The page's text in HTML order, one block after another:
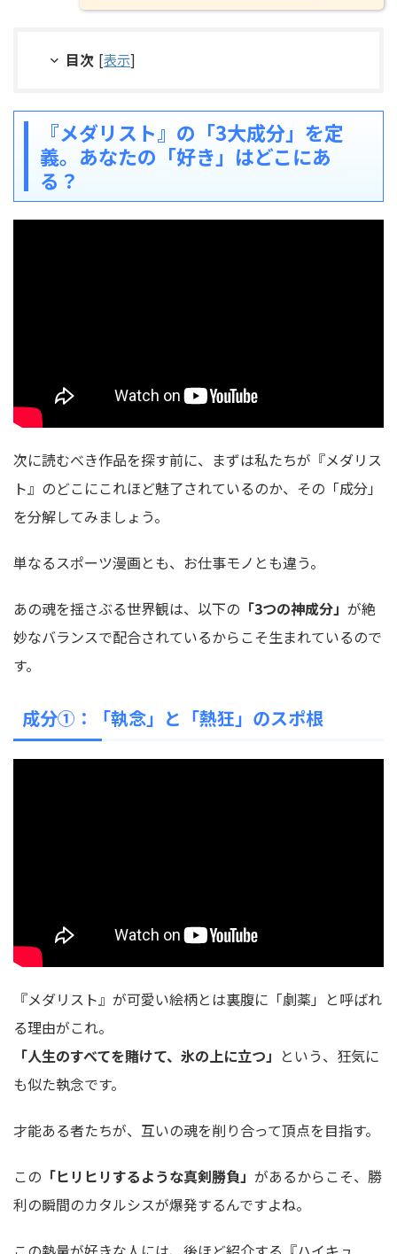
目次 [表示]
『メダリスト』の「3大成分」を定
義。あなたの「好き」はどこにあ
る？
次に読むべき作品を探す前に、まずは私たちが『メダリス
ト』のどこにこれほど魅了されているのか、その「成分」
を分解してみましょう。
単なるスポーツ漫画とも、お仕事モノとも違う。
あの魂を揺さぶる世界観は、以下の 「3つの神成分」 が絶
妙なバランスで配合されているからこそ生まれているので
す。
成分①：「執念」と「熱狂」のスポ根
『メダリスト』が可愛い絵柄とは裏腹に「劇薬」と呼ばれ
る理由がこれ。
「人生のすべてを賭けて、氷の上に立つ」 という、狂気に
も似た執念です。
才能ある者たちが、互いの魂を削り合って頂点を目指す。
この 「ヒリヒリするような真剣勝負」 があるからこそ、勝
利の瞬間のカタルシスが爆発するんですよね。